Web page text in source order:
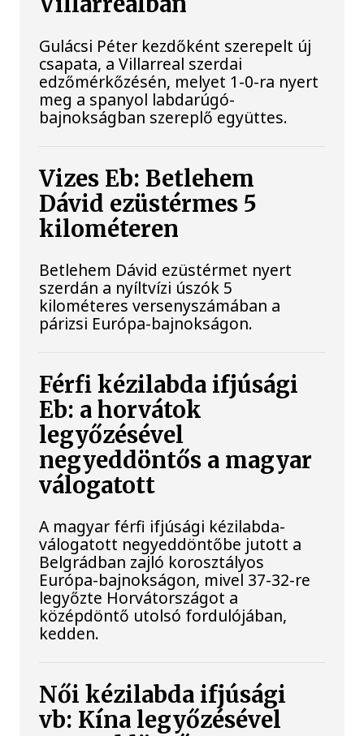
Gulácsi Péter kezdőként szerepelt új
csapata, a Villarreal szerdai
edzőmérkőzésén, melyet 1-0-ra nyert
meg a spanyol labdarúgó-
bajnokságban szereplő együttes.
Vizes Eb: Betlehem
Dávid ezüstérmes 5
kilométeren
Betlehem Dávid ezüstérmet nyert
szerdán a nyíltvízi úszók 5
kilométeres versenyszámában a
párizsi Európa-bajnokságon.
Férfi kézilabda ifjúsági
Eb: a horvátok
legyőzésével
negyeddöntős a magyar
válogatott
A magyar férfi ifjúsági kézilabda-
válogatott negyeddöntőbe jutott a
Belgrádban zajló korosztályos
Európa-bajnokságon, mivel 37-32-re
legyőzte Horvátországot a
középdöntő utolsó fordulójában,
kedden.
Női kézilabda ifjúsági
vb: Kína legyőzésével